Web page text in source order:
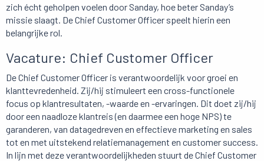
zich écht geholpen voelen door Sanday, hoe beter Sanday’s
missie slaagt. De Chief Customer Officer speelt hierin een
belangrijke rol.
Vacature: Chief Customer Officer
De Chief Customer Officer is verantwoordelijk voor groei en
klanttevredenheid. Zij/hij stimuleert een cross-functionele
focus op klantresultaten, -waarde en -ervaringen. Dit doet zij/hij
door een naadloze klantreis (en daarmee een hoge NPS) te
garanderen, van datagedreven en effectieve marketing en sales
tot en met uitstekend relatiemanagement en customer success.
In lijn met deze verantwoordelijkheden stuurt de Chief Customer